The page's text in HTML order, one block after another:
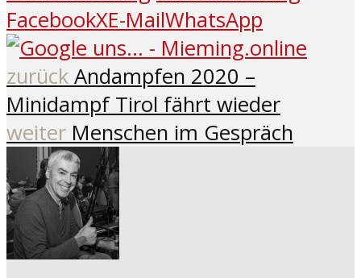
FacebookXE-MailWhatsApp
zurück Andampfen 2020 –
Minidampf Tirol fährt wieder
weiter Menschen im Gespräch